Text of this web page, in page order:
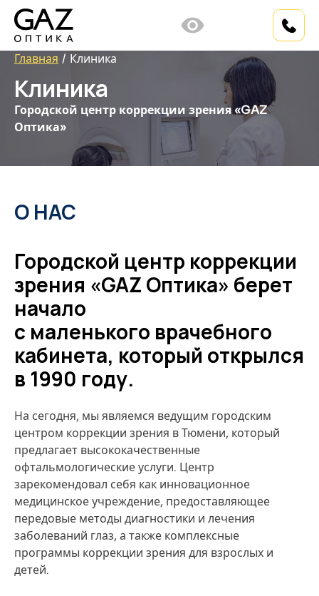
Главная Клиника
Клиника
Городской центр коррекции зрения «GAZ
Оптика»
О НАС
Городской центр коррекции
зрения «GAZ Оптика» берет
начало
с маленького врачебного
кабинета, который открылся
в 1990 году.
На сегодня, мы являемся ведущим городским
центром коррекции зрения в Тюмени, который
предлагает высококачественные
офтальмологические услуги. Центр
зарекомендовал себя как инновационное
медицинское учреждение, предоставляющее
передовые методы диагностики и лечения
заболеваний глаз, а также комплексные
программы коррекции зрения для взрослых и
детей.